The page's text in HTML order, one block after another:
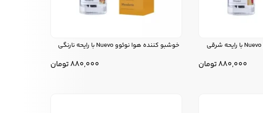
880,000تومان
خوشبو کننده هوا نوئوو Nuevo با رایحه نارنگی
880,000تومان